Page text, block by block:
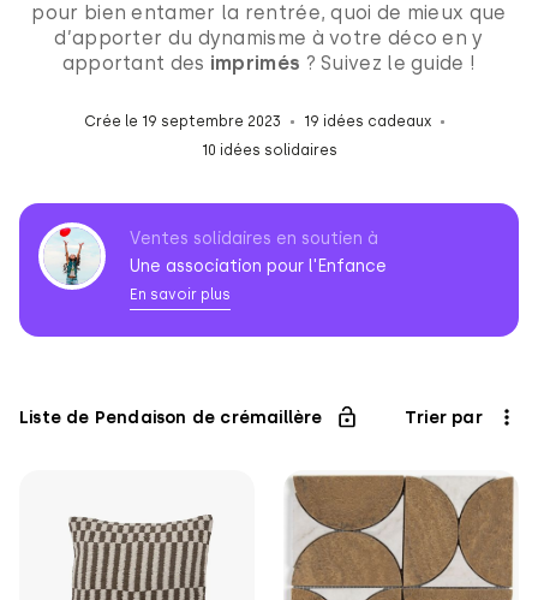
pour bien entamer la rentrée, quoi de mieux que
d’apporter du dynamisme à votre déco en y
apportant des imprimés ? Suivez le guide !
Crée le 19 septembre 2023
19 idées cadeaux
10 idées solidaires
Association
pour
Ventes solidaires en soutien à
Une association pour l'Enfance
En savoir plus
Liste de Pendaison de crémaillère Trier par